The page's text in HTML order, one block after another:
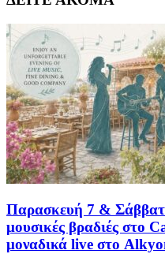
Παρασκευή 7 &
μουσικές βραδιές στο
μοναδικά live στο